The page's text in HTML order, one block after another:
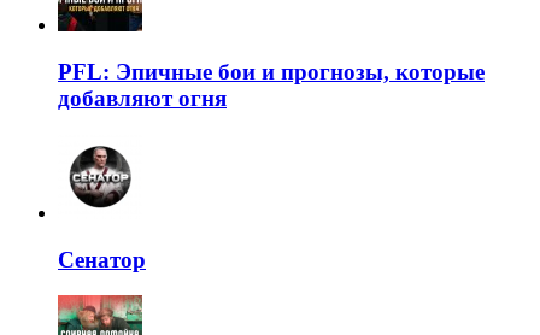
PFL: Эпичные бои и прогнозы, которые
добавляют огня
Сенатор